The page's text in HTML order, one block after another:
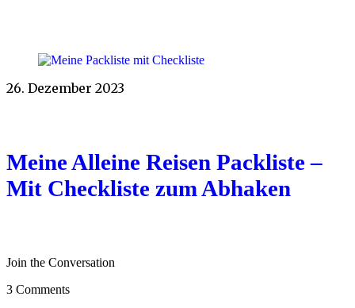
26. Dezember 2023
Meine Alleine Reisen Packliste –
Mit Checkliste zum Abhaken
Join the Conversation
3 Comments